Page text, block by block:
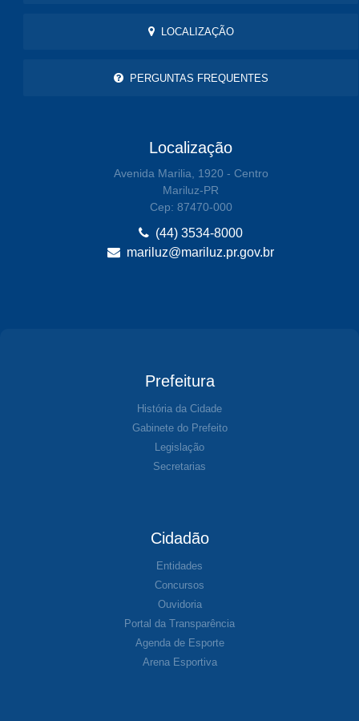
LOCALIZAÇÃO
PERGUNTAS FREQUENTES
Localização
Avenida Marilia, 1920 - Centro
Mariluz-PR
Cep: 87470-000
(44) 3534-8000
mariluz@mariluz.pr.gov.br
Prefeitura
História da Cidade
Gabinete do Prefeito
Legislação
Secretarias
Cidadão
Entidades
Concursos
Ouvidoria
Portal da Transparência
Agenda de Esporte
Arena Esportiva